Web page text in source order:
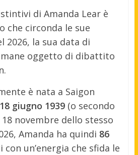
di Amanda Lear è
che circonda le sue
2026, la sua data di
oggetto di dibattito
è nata a Saigon
18 giugno 1939(o secondo
novembre dello stesso
Amanda ha quindi 86
un’energia che sfida le